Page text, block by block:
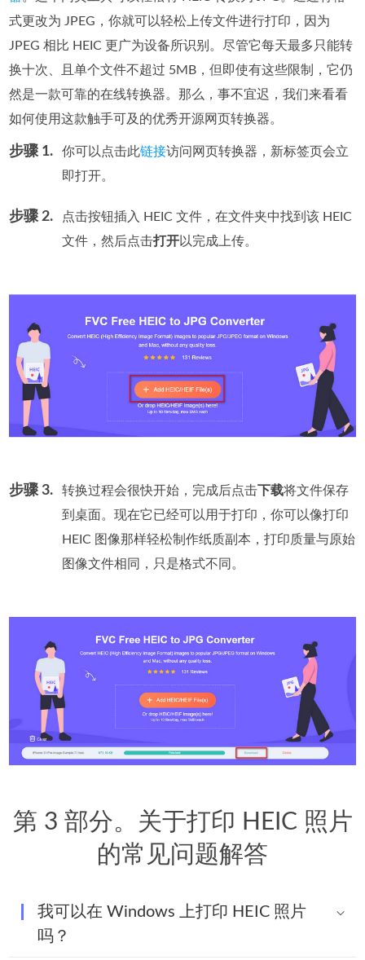
式更改为 JPEG，你就可以轻松上传文件进行打印，因为
JPEG 相比 HEIC 更广为设备所识别。尽管它每天最多只能转
换十次、且单个文件不超过 5MB，但即使有这些限制，它仍
然是一款可靠的在线转换器。那么，事不宜迟，我们来看看
如何使用这款触手可及的优秀开源网页转换器。
步骤 1. 你可以点击此链接访问网页转换器，新标签页会立
即打开。
步骤 2.
点击按钮插入 HEIC 文件，在文件夹中找到该 HEIC
文件，然后点击打开以完成上传。
步骤 3. 转换过程会很快开始，完成后点击 下载将文件保存
到桌面。现在它已经可以用于打印，你可以像打印
HEIC 图像那样轻松制作纸质副本，打印质量与原始
图像文件相同，只是格式不同。
第 3 部分。关于打印 HEIC 照片
的常见问题解答
我可以在 Windows 上打印 HEIC 照片
吗？